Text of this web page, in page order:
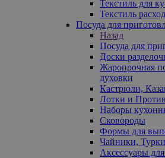
Текстиль для
Текстиль
Посуда для
Назад
Посуда для
Доски
Жаропрочная
духовки
Кастрюли,
Лотки и
Наборы
Сковороды
Формы для
Чайники, Турки
Аксессуары